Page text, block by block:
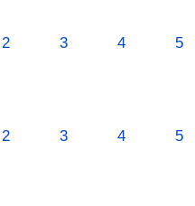
2 3 4 5
2 3 4 5